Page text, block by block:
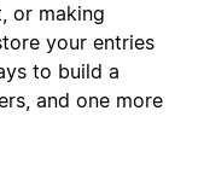
or making
your entries
to build a
and one more